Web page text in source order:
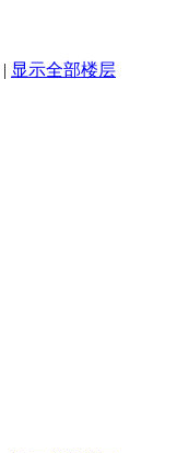
| 显示全部楼层